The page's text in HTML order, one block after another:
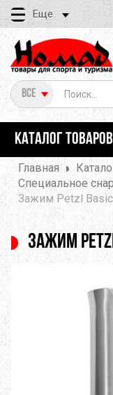
Еще
Все
КАТАЛОГ ТОВАРОВ
Главная
Специальное
Зажим Petzl
Зажим